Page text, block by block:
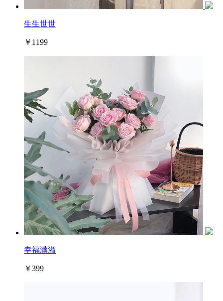
生生世世
￥1199
幸福满溢
￥399